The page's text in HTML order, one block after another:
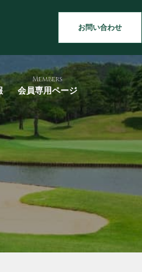
お問い合わせ
Members
会員専用ページ